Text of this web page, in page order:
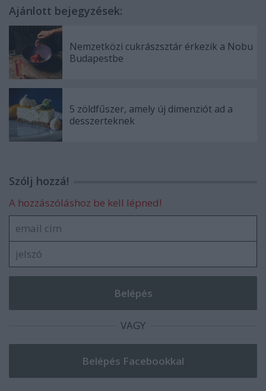
Ajánlott bejegyzések:
Nemzetközi cukrászsztár érkezik a Nobu
Budapestbe
5 zöldfűszer, amely új dimenziót ad a
desszerteknek
Szólj hozzá!
A hozzászóláshoz be kell lépned!
VAGY